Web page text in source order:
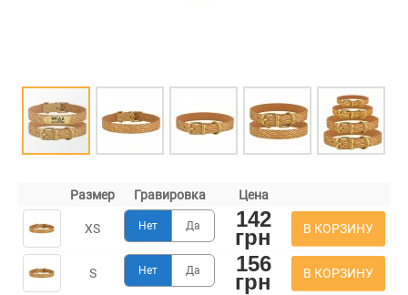
Размер Гравировка Цена
XS Нет Да 142
грн В КОРЗИНУ
S Нет Да 156
грн В КОРЗИНУ